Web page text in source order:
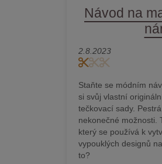
Návod na
2.8.2023
Staňte se módním
si svůj vlastní
tečkovací sady.
nekonečné možnosti.
který se používá k
vypouklých designů
to?